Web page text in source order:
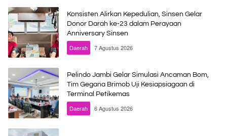
Konsisten Alirkan Kepedulian, Sinsen Gelar
Donor Darah ke-23 dalam Perayaan
Anniversary Sinsen
Daerah 7 Agustus 2026
Pelindo Jambi Gelar Simulasi Ancaman Bom,
Tim Gegana Brimob Uji Kesiapsiagaan di
Terminal Petikemas
Daerah 6 Agustus 2026